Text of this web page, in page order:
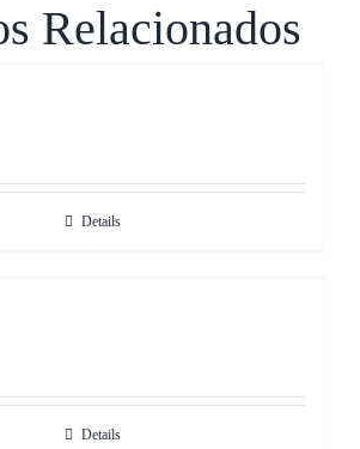
Relacionados
Details
Details